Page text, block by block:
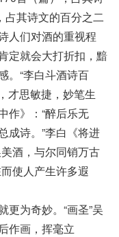
占其诗文的百分之二
人们对酒的重视程
定就会大打折扣，黯
。“李白斗酒诗百
才思敏捷，妙笔生
作》：“醉后乐无
成诗。”李白《将进
酒，与尔同销万古
使人产生许多遐
为奇妙。“画圣”吴
作画，挥毫立